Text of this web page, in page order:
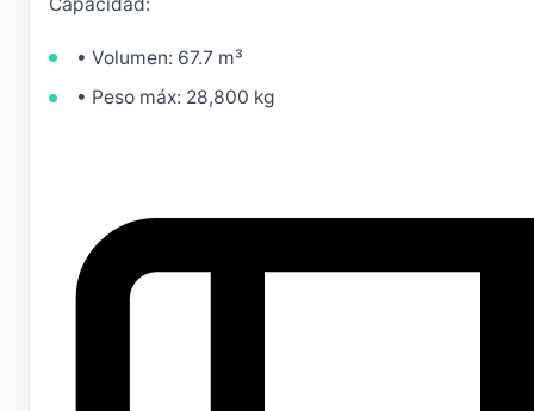
Capacidad:
• Volumen: 67.7 m³
• Peso máx: 28,800 kg